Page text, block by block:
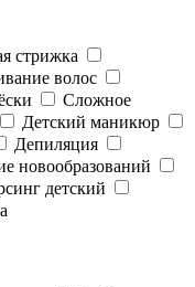
стрижка
волос
Сложное
Детский маникюр
Депиляция
новообразований
детский